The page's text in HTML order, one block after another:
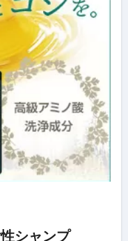
シャンプ